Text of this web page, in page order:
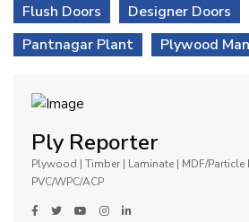
Flush Doors
Designer Doors
Pantnagar Plant
Plywood
Ply Reporter
Plywood | Timber | Laminate | MDF/Particle
PVC/WPC/ACP